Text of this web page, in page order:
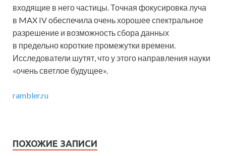
входящие в него частицы. Точная фокусировка луча
в MAX IV обеспечила очень хорошее спектральное
разрешение и возможность сбора данных
в предельно короткие промежутки времени.
Исследователи шутят, что у этого направления науки
«очень светлое будущее».
rambler.ru
ПОХОЖИЕ ЗАПИСИ